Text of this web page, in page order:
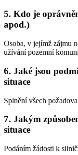
5. Kdo je
apod.)
Osoba, v jejímž zájmu
užívání pozemní
6. Jaké jsou
situace
Splnění všech
7. Jakým
situace
Podáním žádosti k